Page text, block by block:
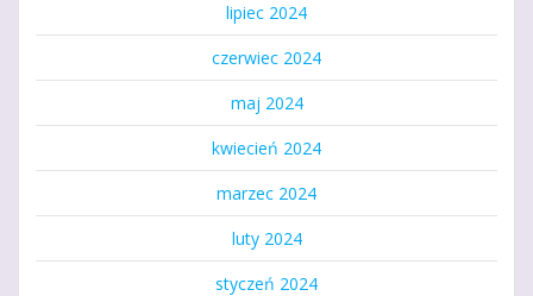
lipiec 2024
czerwiec 2024
maj 2024
kwiecień 2024
marzec 2024
luty 2024
styczeń 2024